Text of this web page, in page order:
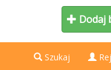
Dodaj
Szukaj